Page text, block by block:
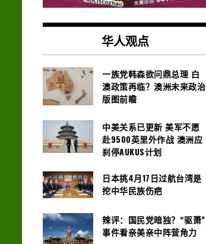
华人观点
一族党韩森欲问鼎总理 白
澳政策再临？澳洲未来政治
版图前瞻
中美关系已更新 美军不愿
赴9500英里外作战 澳洲应
刹停AUKUS计划
日本挑4月17日过航台湾是
挖中华民族伤疤
辣评：国民党暗独？“驱萧”
事件看亲美亲中阵营角力